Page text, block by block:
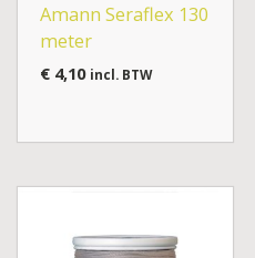
Amann Seraflex 130
meter
€4,10 incl. BTW